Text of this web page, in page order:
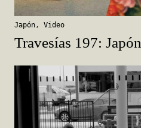
Japón, Video
Travesías 197: Japón